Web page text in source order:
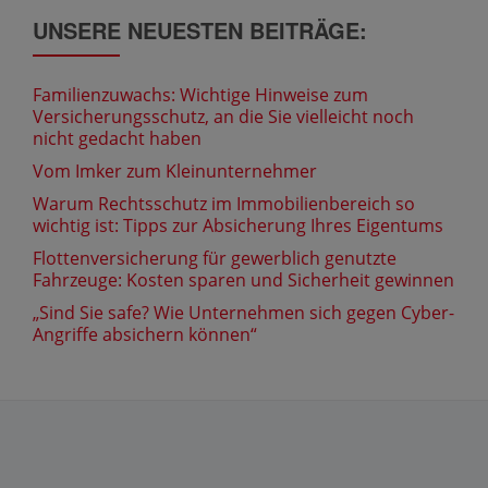
UNSERE NEUESTEN BEITRÄGE:
Familienzuwachs: Wichtige Hinweise zum
Versicherungsschutz, an die Sie vielleicht noch
nicht gedacht haben
Vom Imker zum Kleinunternehmer
Warum Rechtsschutz im Immobilienbereich so
wichtig ist: Tipps zur Absicherung Ihres Eigentums
Flottenversicherung für gewerblich genutzte
Fahrzeuge: Kosten sparen und Sicherheit gewinnen
„Sind Sie safe? Wie Unternehmen sich gegen Cyber-
Angriffe absichern können“